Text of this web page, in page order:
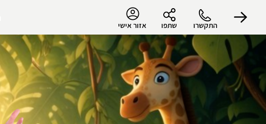
התקשרו שתפו אזור אישי